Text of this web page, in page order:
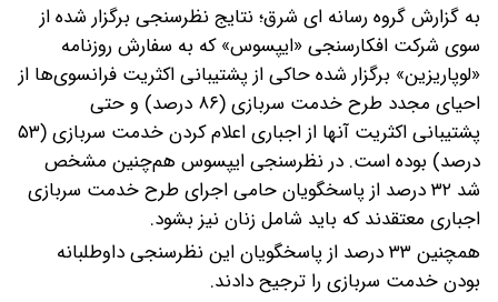
به گزارش گروه رسانه ای شرق؛ نتایج نظرسنجی برگزار شده از
سوی شرکت افکارسنجی «ایپسوس» که به سفارش روزنامه
«لوپاریزین» برگزار شده حاکی از پشتیبانی اکثریت فرانسوی‌ها از
احیای مجدد طرح خدمت سربازی (۸۶ درصد) و حتی
پشتیبانی اکثریت آنها از اجباری اعلام کردن خدمت سربازی (۵۳
درصد) بوده است. در نظرسنجی ایپسوس هم‌چنین مشخص
شد ۳۲ درصد از پاسخگویان حامی اجرای طرح خدمت سربازی
اجباری معتقدند که باید شامل زنان نیز بشود.
همچنین ۳۳ درصد از پاسخگویان این نظرسنجی داوطلبانه
بودن خدمت سربازی را ترجیح دادند.